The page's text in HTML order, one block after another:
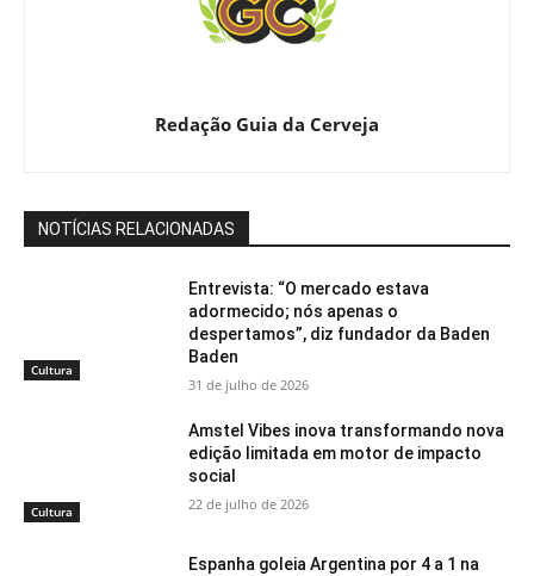
Redação Guia da Cerveja
NOTÍCIAS RELACIONADAS
Cultura
Entrevista: “O mercado estava
adormecido; nós apenas o
despertamos”, diz fundador da Baden
Baden
31 de julho de 2026
Cultura
Amstel Vibes inova transformando nova
edição limitada em motor de impacto
social
22 de julho de 2026
Espanha goleia Argentina por 4 a 1 na